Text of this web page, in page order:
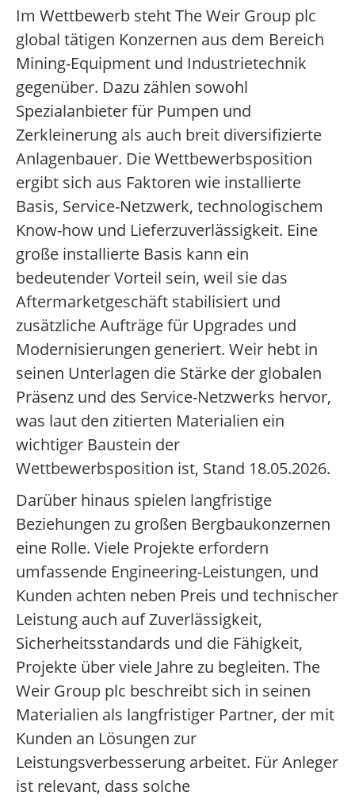
Im Wettbewerb steht The Weir Group plc
global tätigen Konzernen aus dem Bereich
Mining-Equipment und Industrietechnik
gegenüber. Dazu zählen sowohl
Spezialanbieter für Pumpen und
Zerkleinerung als auch breit diversifizierte
Anlagenbauer. Die Wettbewerbsposition
ergibt sich aus Faktoren wie installierte
Basis, Service-Netzwerk, technologischem
Know-how und Lieferzuverlässigkeit. Eine
große installierte Basis kann ein
bedeutender Vorteil sein, weil sie das
Aftermarketgeschäft stabilisiert und
zusätzliche Aufträge für Upgrades und
Modernisierungen generiert. Weir hebt in
seinen Unterlagen die Stärke der globalen
Präsenz und des Service-Netzwerks hervor,
was laut den zitierten Materialien ein
wichtiger Baustein der
Wettbewerbsposition ist, Stand 18.05.2026.
Darüber hinaus spielen langfristige
Beziehungen zu großen Bergbaukonzernen
eine Rolle. Viele Projekte erfordern
umfassende Engineering-Leistungen, und
Kunden achten neben Preis und technischer
Leistung auch auf Zuverlässigkeit,
Sicherheitsstandards und die Fähigkeit,
Projekte über viele Jahre zu begleiten. The
Weir Group plc beschreibt sich in seinen
Materialien als langfristiger Partner, der mit
Kunden an Lösungen zur
Leistungsverbesserung arbeitet. Für Anleger
ist relevant, dass solche